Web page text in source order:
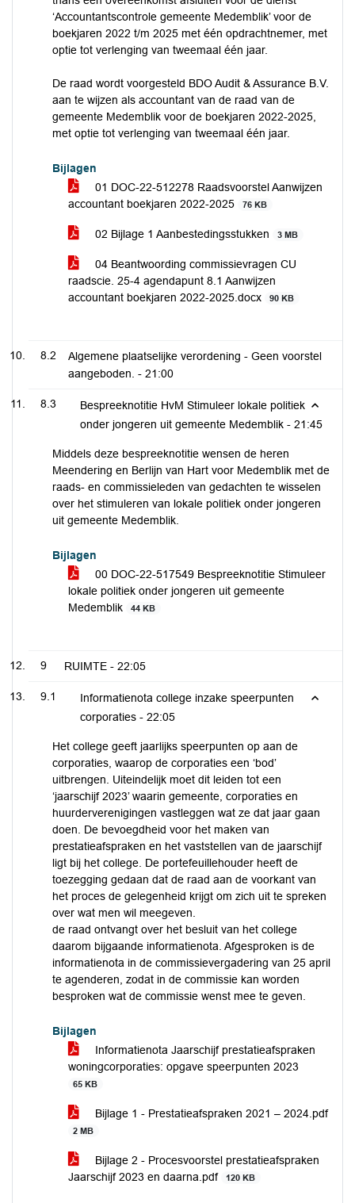
‘Accountantscontrole gemeente Medemblik’ voor de
boekjaren 2022 t/m 2025 met één opdrachtnemer, met
optie tot verlenging van tweemaal één jaar.
De raad wordt voorgesteld BDO Audit & Assurance B.V.
aan te wijzen als accountant van de raad van de
gemeente Medemblik voor de boekjaren 2022-2025,
met optie tot verlenging van tweemaal één jaar.
Bijlagen
01 DOC-22-512278 Raadsvoorstel Aanwijzen
accountant boekjaren 2022-2025
76 KB
02 Bijlage 1 Aanbestedingsstukken 3 MB
04 Beantwoording commissievragen CU
raadscie. 25-4 agendapunt 8.1 Aanwijzen
accountant boekjaren 2022-2025.docx
90 KB
8.2
Algemene plaatselijke verordening - Geen voorstel
aangeboden. - 21:00
8.3
Bespreeknotitie HvM Stimuleer lokale politiek
onder jongeren uit gemeente Medemblik - 21:45
Middels deze bespreeknotitie wensen de heren
Meendering en Berlijn van Hart voor Medemblik met de
raads- en commissieleden van gedachten te wisselen
over het stimuleren van lokale politiek onder jongeren
uit gemeente Medemblik.
Bijlagen
00 DOC-22-517549 Bespreeknotitie Stimuleer
lokale politiek onder jongeren uit gemeente
Medemblik
44 KB
9 RUIMTE - 22:05
9.1
Informatienota college inzake speerpunten
corporaties - 22:05
Het college geeft jaarlijks speerpunten op aan de
corporaties, waarop de corporaties een ‘bod’
uitbrengen. Uiteindelijk moet dit leiden tot een
‘jaarschijf 2023’ waarin gemeente, corporaties en
huurderverenigingen vastleggen wat ze dat jaar gaan
doen. De bevoegdheid voor het maken van
prestatieafspraken en het vaststellen van de jaarschijf
ligt bij het college. De portefeuillehouder heeft de
toezegging gedaan dat de raad aan de voorkant van
het proces de gelegenheid krijgt om zich uit te spreken
over wat men wil meegeven.
de raad ontvangt over het besluit van het college
daarom bijgaande informatienota. Afgesproken is de
informatienota in de commissievergadering van 25 april
te agenderen, zodat in de commissie kan worden
besproken wat de commissie wenst mee te geven.
Bijlagen
Informatienota Jaarschijf prestatieafspraken
woningcorporaties: opgave speerpunten 2023
65 KB
Bijlage 1 - Prestatieafspraken 2021 – 2024.pdf
2 MB
Bijlage 2 - Procesvoorstel prestatieafspraken
Jaarschijf 2023 en daarna.pdf
120 KB